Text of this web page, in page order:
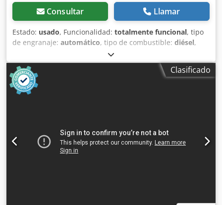
Consultar Llamar
Estado: usado, Funcionalidad: totalmente funcional, tipo
de engranaje: automático, tipo de combustible: diésel,
, configuración de ejes:
primer registro:10/1977, Año de fabricación:1977,
Equipamiento:
, Técnicamente en buen estado
Dkjdpfx Alet S Idroaor
Clasificado